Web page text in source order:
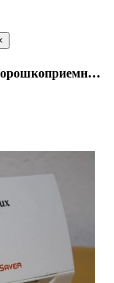
Порошкоприемник Electrolux 1552131003